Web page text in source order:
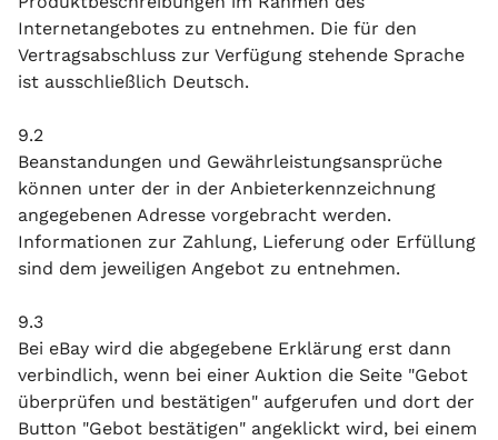
Internetangebotes zu entnehmen. Die für den
Vertragsabschluss zur Verfügung stehende Sprache
ist ausschließlich Deutsch.
9.2
Beanstandungen und Gewährleistungsansprüche
können unter der in der Anbieterkennzeichnung
angegebenen Adresse vorgebracht werden.
Informationen zur Zahlung, Lieferung oder Erfüllung
sind dem jeweiligen Angebot zu entnehmen.
9.3
Bei eBay wird die abgegebene Erklärung erst dann
verbindlich, wenn bei einer Auktion die Seite "Gebot
überprüfen und bestätigen" aufgerufen und dort der
Button "Gebot bestätigen" angeklickt wird, bei einem